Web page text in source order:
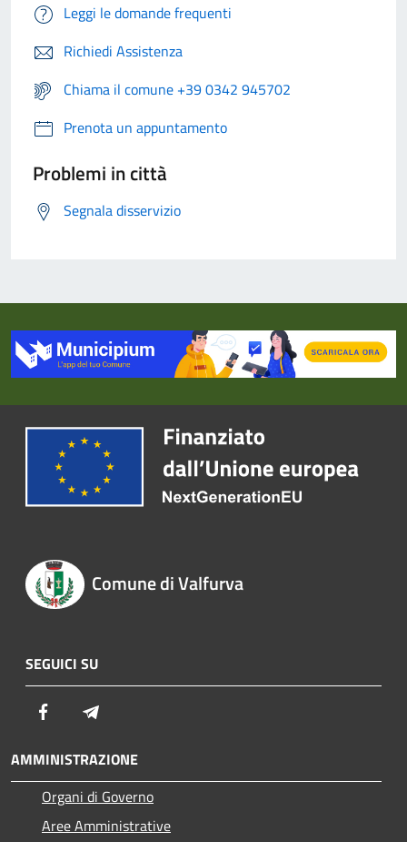
Leggi le domande frequenti
Richiedi Assistenza
Chiama il comune +39 0342 945702
Prenota un appuntamento
Problemi in città
Segnala disservizio
Comune di Valfurva
SEGUICI SU
Facebook
AMMINISTRAZIONE
Organi di Governo
Aree Amministrative